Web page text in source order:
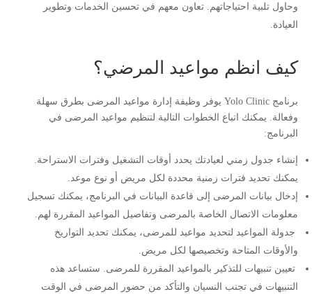
وحاول تلبية احتياجاتهم. تعاون معهم في تحسين الخدمات وتطوير
العيادة.
كيف انظم مواعيد المرضي؟
برنامج Yolo Clinic يوفر وظيفة إدارة مواعيد المرضى بطرق سهلة
وفعالة. يمكنك اتباع الخطوات التالية لتنظيم مواعيد المرضى في
البرنامج:
إنشاء جدول زمني لعيادتك يحدد أوقات التشغيل وفترات الاستراحة.
يمكنك تحديد فترات زمنية محددة لكل مريض أو نوع موعد.
إدخال بيانات المرضى إلى قاعدة البيانات في البرنامج، يمكنك تسجيل
معلومات الاتصال الخاصة بالمرضى وتفاصيل المواعيد المقررة لهم.
جدولة المواعيد لتحديد مواعيد للمرضى، يمكنك تحديد التواريخ
والأوقات المتاحة وتخصيصها لكل مريض.
تعيين تنبيهات للتذكير بالمواعيد المقررة للمرضى. ستساعد هذه
التنبيهات في تجنب النسيان والتأكد من حضور المرضى في الوقت